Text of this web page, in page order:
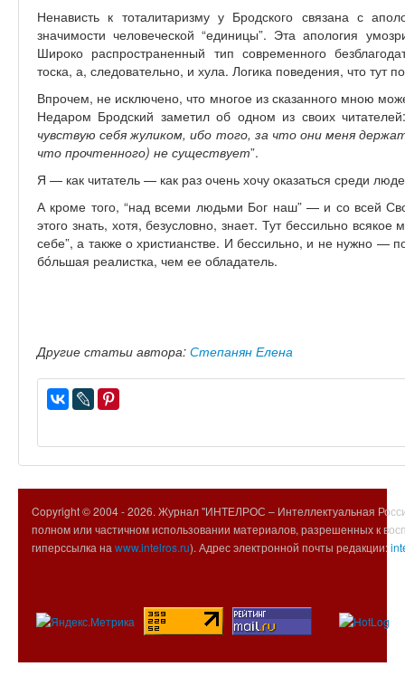
Ненависть к тоталитаризму у Бродского связана с
значимости человеческой “единицы”. Эта апология
Широко распространенный тип современного
тоска, а, следовательно, и хула. Логика поведения, что тут
Впрочем, не исключено, что многое из сказанного мною
Недаром Бродский заметил об одном из своих
чувствую себя жуликом, ибо того, за что они меня
что прочтенного) не существует”.
Я — как читатель — как раз очень хочу оказаться среди
А кроме того, “над всеми людьми Бог наш” — и со всей
этого знать, хотя, безусловно, знает. Тут бессильно
себе”, а также о христианстве. И бессильно, и не нужно —
бóльшая реалистка, чем ее обладатель.
Другие статьи автора: Степанян Елена
Copyright © 2004 -2026. Журнал "ИНТЕЛРОС – Интеллектуальная
полном или частичном использовании материалов, разрешенных к
гиперссылка на www.intelros.ru). Адрес электронной почты редакции: